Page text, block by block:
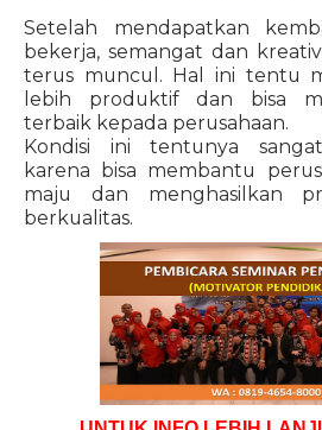
Setelah mendapatkan
bekerja, semangat dan
terus muncul. Hal ini tentu
lebih produktif dan bisa
terbaik kepada perusahaan.
Kondisi ini tentunya
karena bisa membantu
maju dan menghasilkan
berkualitas.